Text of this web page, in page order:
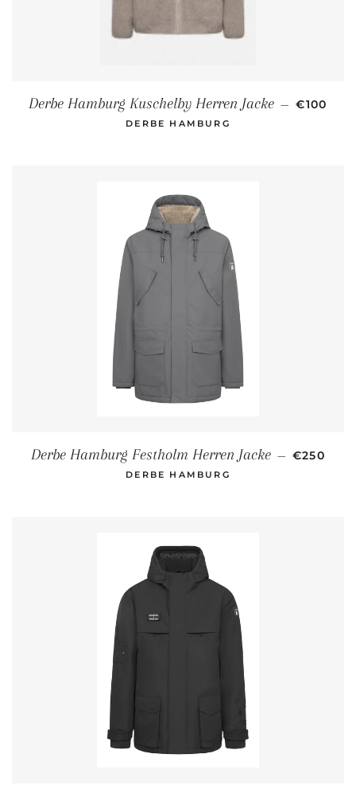
Derbe Hamburg Kuschelby Herren Jacke — €100
DERBE HAMBURG
Derbe Hamburg Festholm Herren Jacke — €250
DERBE HAMBURG